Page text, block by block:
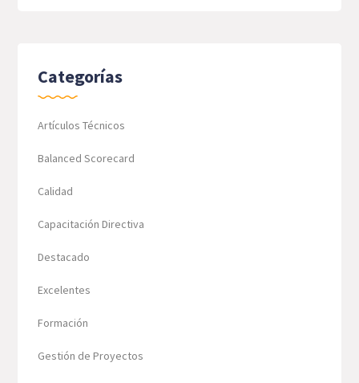
Categorías
Artículos Técnicos
Balanced Scorecard
Calidad
Capacitación Directiva
Destacado
Excelentes
Formación
Gestión de Proyectos